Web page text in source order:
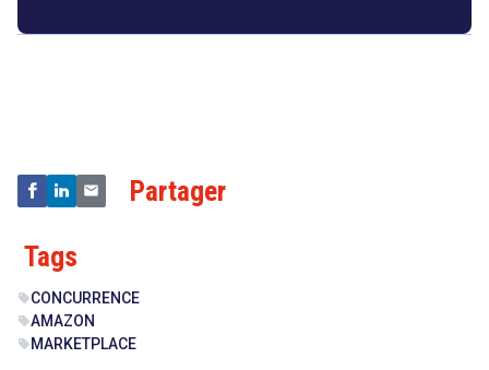
Partager
Tags
sellCONCURRENCE
sellAMAZON
sell MARKETPLACE